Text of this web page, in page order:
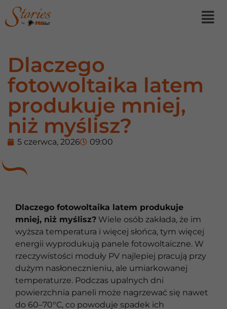
by
Dlaczego
fotowoltaika latem
produkuje mniej,
niż myślisz?
5 czerwca, 2026 09:00
Dlaczego fotowoltaika latem produkuje
mniej, niż myślisz? Wiele osób zakłada, że im
wyższa temperatura i więcej słońca, tym więcej
energii wyprodukują panele fotowoltaiczne. W
rzeczywistości moduły PV najlepiej pracują przy
dużym nasłonecznieniu, ale umiarkowanej
temperaturze. Podczas upalnych dni
powierzchnia paneli może nagrzewać się nawet
do 60–70°C, co powoduje spadek ich